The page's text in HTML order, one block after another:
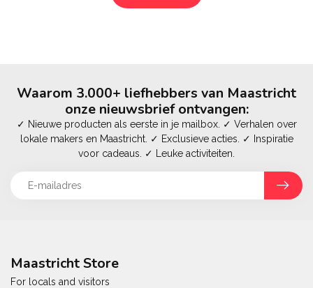
Waarom 3.000+ liefhebbers van Maastricht
onze nieuwsbrief ontvangen:
✓ Nieuwe producten als eerste in je mailbox. ✓ Verhalen over
lokale makers en Maastricht. ✓ Exclusieve acties. ✓ Inspiratie
voor cadeaus. ✓ Leuke activiteiten.
Maastricht Store
For locals and visitors